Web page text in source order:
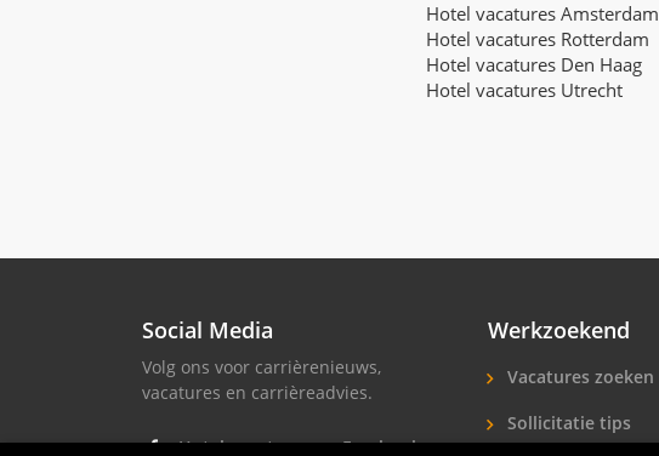
Hotel vacatures Amsterdam
Hotel vacatures Rotterdam
Hotel vacatures Den Haag
Hotel vacatures Utrecht
Social Media
Volg ons voor carrièrenieuws,
vacatures en carrièreadvies.
Hotel vacatures op Facebook
Werkzoekend
Vacatures zoeken
Sollicitatie tips